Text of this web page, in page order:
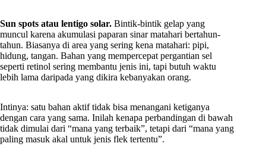
Sun spots atau lentigo solar. Bintik-bintik gelap yang
muncul karena akumulasi paparan sinar matahari bertahun-
tahun. Biasanya di area yang sering kena matahari: pipi,
hidung, tangan. Bahan yang mempercepat pergantian sel
seperti retinol sering membantu jenis ini, tapi butuh waktu
lebih lama daripada yang dikira kebanyakan orang.
Intinya: satu bahan aktif tidak bisa menangani ketiganya
dengan cara yang sama. Inilah kenapa perbandingan di bawah
tidak dimulai dari “mana yang terbaik”, tetapi dari “mana yang
paling masuk akal untuk jenis flek tertentu”.